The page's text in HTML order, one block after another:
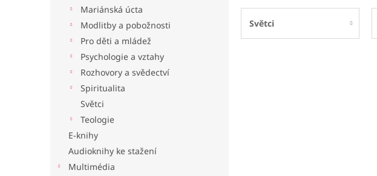
Mariánská úcta
Modlitby a pobožnosti
Pro děti a mládež
Psychologie a vztahy
Rozhovory a svědectví
Spiritualita
Světci
Teologie
E-knihy
Audioknihy ke stažení
Multimédia
Světci